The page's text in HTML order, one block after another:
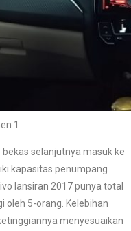
1
selanjutnya masuk ke
kapasitas penumpang
lansiran 2017 punya total
oleh 5-orang. Kelebihan
menyesuaikan